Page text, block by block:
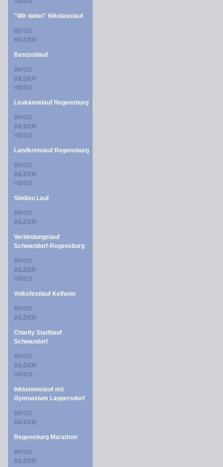
"Wir dabei" Nikolauslauf
INFOS
BILDER
Bestzeitlauf
INFOS
BILDER
VIDEO
Leukämielauf Regensburg
INFOS
BILDER
VIDEO
Landkreislauf Regensburg
INFOS
BILDER
VIDEO
Sindiso Lauf
INFOS
BILDER
Verbindungslauf
Schwandorf-Regensburg
INFOS
BILDER
VIDEO
Volksfestlauf Kelheim
INFOS
BILDER
Charity Stadtlauf
Schwandorf
INFOS
BILDER
VIDEO
Inklusionslauf mit
Gymnasium Lappersdorf
INFOS
BILDER
Regensburg Marathon
INFOS
BILDER